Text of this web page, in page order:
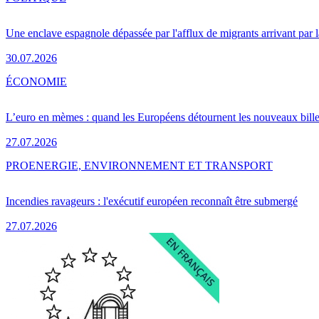
Une enclave espagnole dépassée par l'afflux de migrants arrivant par
30.07.2026
L’euro en mèmes : quand les Européens détournent les nouveaux
27.07.2026
ÉCONOMIE
Incendies ravageurs : l'exécutif européen reconnaît être submergé
27.07.2026
PROENERGIE, ENVIRONNEMENT ET TRANSPORT